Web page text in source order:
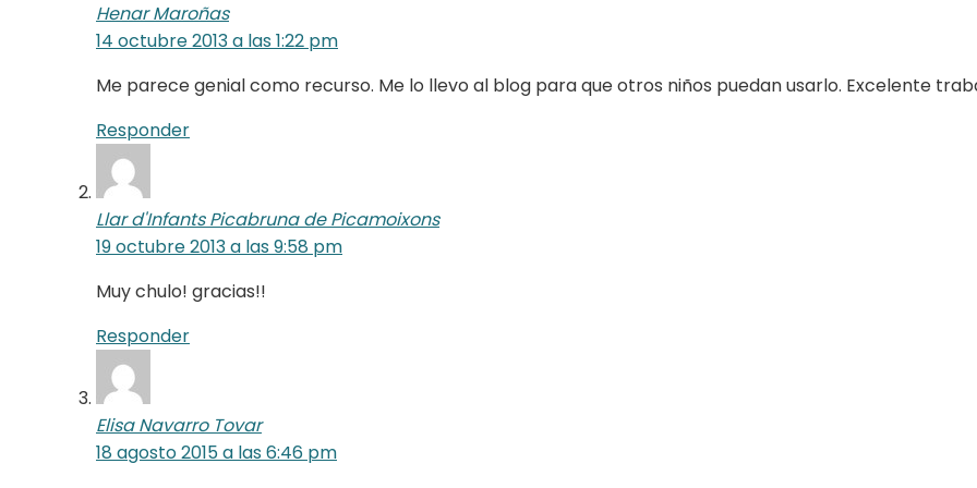
Henar Maroñas
14 octubre 2013 a las 1:22 pm
Me parece genial como recurso. Me lo llevo al blog para que otros niños puedan usarlo. Excelente
Responder
Llar d'Infants Picabruna de Picamoixons
19 octubre 2013 a las 9:58 pm
Muy chulo! gracias!!
Responder
Elisa Navarro Tovar
18 agosto 2015 a las 6:46 pm